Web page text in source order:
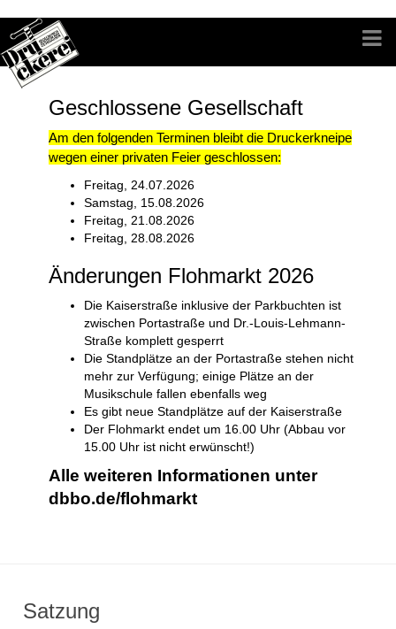
Geschlossene Gesellschaft
Am den folgenden Terminen bleibt die Druckerkneipe
wegen einer privaten Feier geschlossen:
Freitag, 24.07.2026
Samstag, 15.08.2026
Freitag, 21.08.2026
Freitag, 28.08.2026
Änderungen Flohmarkt 2026
Die Kaiserstraße inklusive der Parkbuchten ist
zwischen Portastraße und Dr.-L ouis-Lehmann-
Straße komplett gesperrt
Die Standplätze an der Portastraße stehen nicht
mehr zur Verfügung; einige Plätze an der
Musikschule fallen ebenfalls weg
Es gibt neue Standplätze auf der Kaiserstraße
Der Flohmarkt endet um 16.00 Uhr (Abbau vor
15.00 Uhr ist nicht erwünscht!)
Alle weiteren Informationen unter
dbbo.de/flohmarkt
Satzung